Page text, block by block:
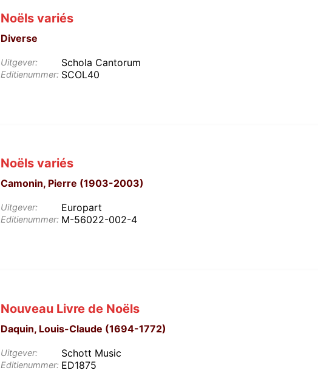
Noëls variés
Diverse
Uitgever: Schola Cantorum
Editienummer: SCOL40
Noëls variés
Camonin, Pierre (1903-2003)
Uitgever: Europart
Editienummer: M-56022-002-4
Nouveau Livre de Noëls
Daquin, Louis-Claude (1694-1772)
Uitgever: Schott Music
Editienummer: ED1875